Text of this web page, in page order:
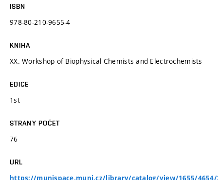
ISBN
978-80-210-9655-4
KNIHA
XX. Workshop of Biophysical Chemists and Electrochemists
EDICE
1st
STRANY POČET
76
URL
https://munispace.muni.cz/library/catalog/view/1655/4654/